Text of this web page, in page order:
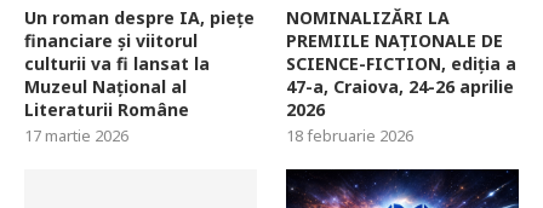
Un roman despre IA, piețe
financiare și viitorul
culturii va fi lansat la
Muzeul Național al
Literaturii Române
17 martie 2026
NOMINALIZĂRI LA
PREMIILE NAȚIONALE DE
SCIENCE-FICTION, ediția a
47-a, Craiova, 24-26 aprilie
2026
18 februarie 2026